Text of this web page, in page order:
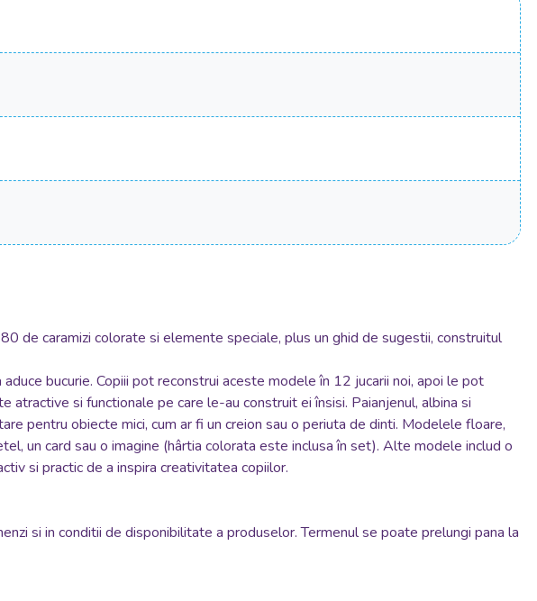
de caramizi colorate si elemente speciale, plus un ghid de sugestii, construitul
bucurie. Copiii pot reconstrui aceste modele în 12 jucarii noi, apoi le pot
si functionale pe care le-au construit ei însisi. Paianjenul, albina si
pentru obiecte mici, cum ar fi un creion sau o periuta de dinti. Modelele floare,
un card sau o imagine (hârtia colorata este inclusa în set). Alte modele includ o
si practic de a inspira creativitatea copiilor.
si in conditii de disponibilitate a produselor. Termenul se poate prelungi pana la